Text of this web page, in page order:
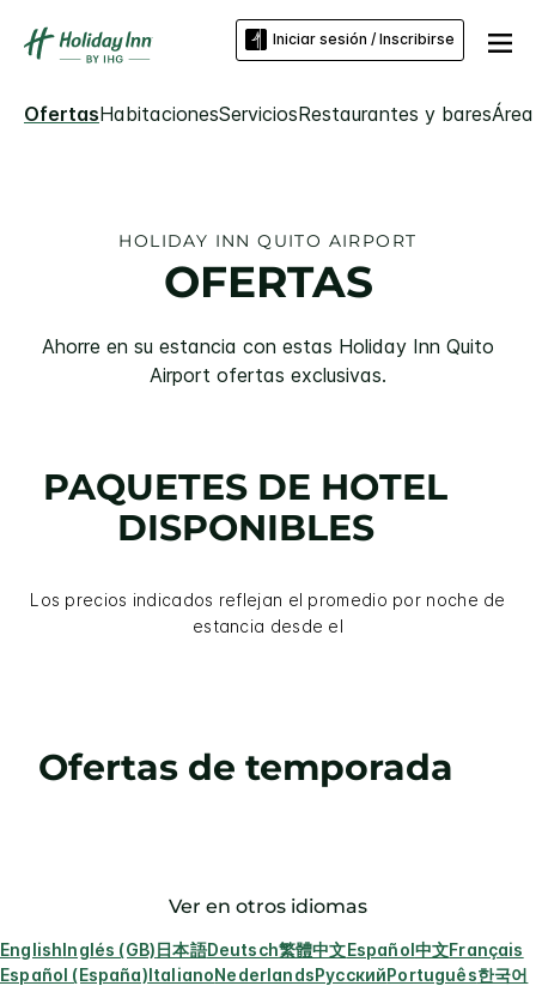
Iniciar sesión / Inscribirse
OfertasHabitacionesServiciosRestaurantes y bares
HOLIDAY INN QUITO AIRPORT
OFERTAS
Ahorre en su estancia con estas Holiday Inn Quito
Airport ofertas exclusivas.
PAQUETES DE HOTEL
DISPONIBLES
Los precios indicados reflejan el promedio por noche de
estancia desde el
Ofertas de temporada
Ver en otros idiomas
EnglishInglés (GB)日本語Deutsch繁體中文Español中文Français
Español (España)ItalianoNederlandsРусскийPortuguês한국어